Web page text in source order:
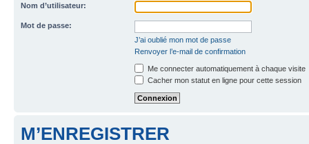
Nom d’utilisateur:
Mot de passe:
J’ai oublié mon mot de passe
Renvoyer l’e-mail de confirmation
Me connecter automatiquement à chaque visite
Cacher mon statut en ligne pour cette session
M’ENREGISTRER